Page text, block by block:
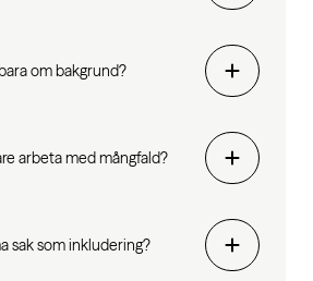
om bakgrund?
arbeta med mångfald?
sak som inkludering?